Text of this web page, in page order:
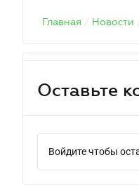
Главная / Новости
Оставьте
Войдите чтобы